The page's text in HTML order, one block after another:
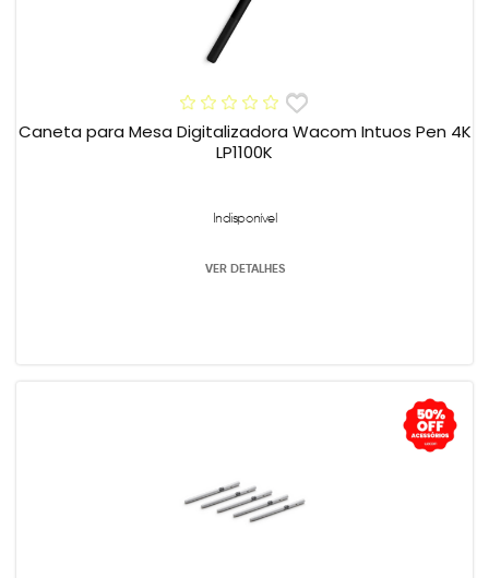
Caneta para Mesa Digitalizadora Wacom Intuos Pen 4K
LP1100K
Indisponível
VER DETALHES